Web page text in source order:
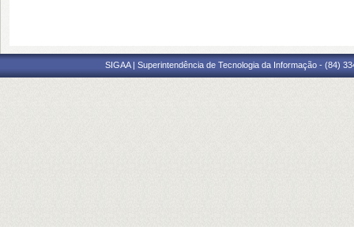
SIGAA | Superintendência de Tecnologia da Informação - (84)